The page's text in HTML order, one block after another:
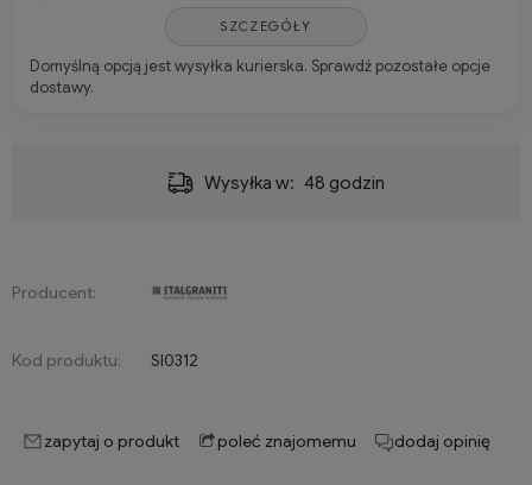
SZCZEGÓŁY
Domyślną opcją jest wysyłka kurierska. Sprawdź pozostałe opcje
dostawy.
Wysyłka w: 48 godzin
Producent:
Kod produktu: SI0312
zapytaj o produkt poleć znajomemu dodaj opinię